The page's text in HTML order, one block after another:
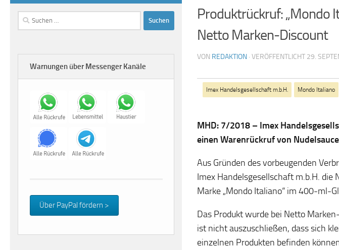
Produktrückruf: „Mondo
Netto Marken-Discount
VON REDAKTION · VERÖFFENTLICHT 29.
Imex Handelsgesellschaft m.b.H. Mondo Italiano
MHD: 7/2018 – Imex
einen Warenrückruf von
Aus Gründen des vorbeugenden
Imex Handelsgesellschaft m.b.H. die
Marke „Mondo Italiano“ im 400-ml-
Das Produkt wurde bei Netto
ist nicht auszuschließen, dass sich
einzelnen Produkten befinden
Suchen
nach:
Warnungen über Messenger Kanäle
Über PayPal fördern >